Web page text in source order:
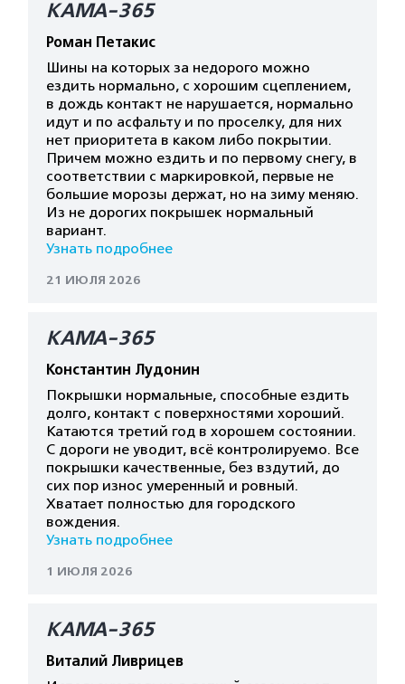
КАМА-365
Роман Петакис
Шины на которых за недорого можно
ездить нормально, с хорошим сцеплением,
в дождь контакт не нарушается, нормально
идут и по асфальту и по проселку, для них
нет приоритета в каком либо покрытии.
Причем можно ездить и по первому снегу, в
соответствии с маркировкой, первые не
большие морозы держат, но на зиму меняю.
Из не дорогих покрышек нормальный
вариант.
Узнать подробнее
21 ИЮЛЯ 2026
КАМА-365
Константин Лудонин
Покрышки нормальные, способные ездить
долго, контакт с поверхностями хороший.
Катаются третий год в хорошем состоянии.
С дороги не уводит, всё контролируемо. Все
покрышки качественные, без вздутий, до
сих пор износ умеренный и ровный.
Хватает полностью для городского
вождения.
Узнать подробнее
1 ИЮЛЯ 2026
КАМА-365
Виталий Ливрицев